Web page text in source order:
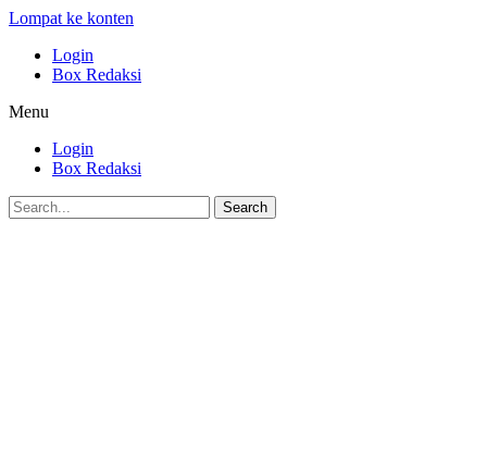
Lompat ke konten
Login
Box Redaksi
Menu
Login
Box Redaksi
Search